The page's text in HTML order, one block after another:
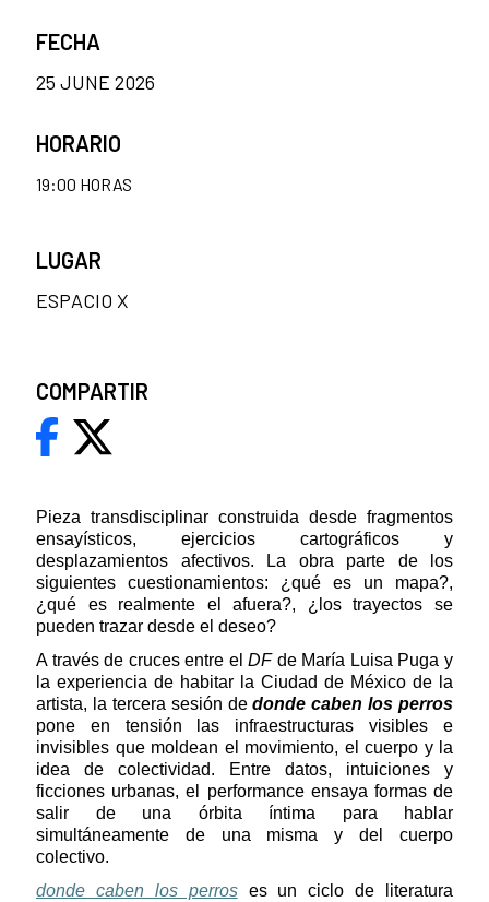
Pieza transdisciplinar construida desde fragmentos
ensayísticos, ejercicios cartográficos y
desplazamientos afectivos. La obra parte de los
siguientes cuestionamientos: ¿qué es un mapa?,
¿qué es realmente el afuera?, ¿los trayectos se
pueden trazar desde el deseo?
A través de cruces entre elDFde María Luisa Puga y
la experiencia de habitar la Ciudad de México de la
artista, la tercera sesión dedonde caben los perros
pone en tensión las infraestructuras visibles e
invisibles que moldean el movimiento, el cuerpo y la
idea de colectividad. Entre datos, intuiciones y
ficciones urbanas, el performance ensaya formas de
salir de una órbita íntima para hablar
simultáneamente de una misma y del cuerpo
colectivo.
donde caben los perroses un ciclo de literatura
FECHA
25 JUNE 2026
HORARIO
19:00 HORAS
LUGAR
ESPACIO X
COMPARTIR